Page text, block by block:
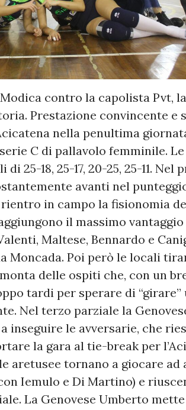
contro la capolista Pvt,
Prestazione convincente e
nella penultima
C di pallavolo femminile.
25-18, 25-17, 20-25, 25-11. Nel
avanti nel
in campo la fisionomia
il massimo
Maltese, Bennardo e
Moncada. Poi però le locali
delle ospiti che, con un
tardi per sperare di “girare”
Nel terzo parziale la
inseguire le avversarie, che
la gara al tie-break per
aretusee tornano a giocare ad
Iemulo e Di Martino) e
La Genovese Umberto mette